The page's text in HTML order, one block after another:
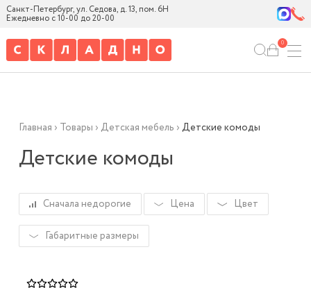
Санкт-Петербург, ул. Седова, д. 13, пом. 6Н
Ежедневно с 10-00 до 20-00
0
Главная › Товары › Детская мебель › Детские комоды
Детские комоды
Сначала недорогие Цена Цвет
Габаритные размеры